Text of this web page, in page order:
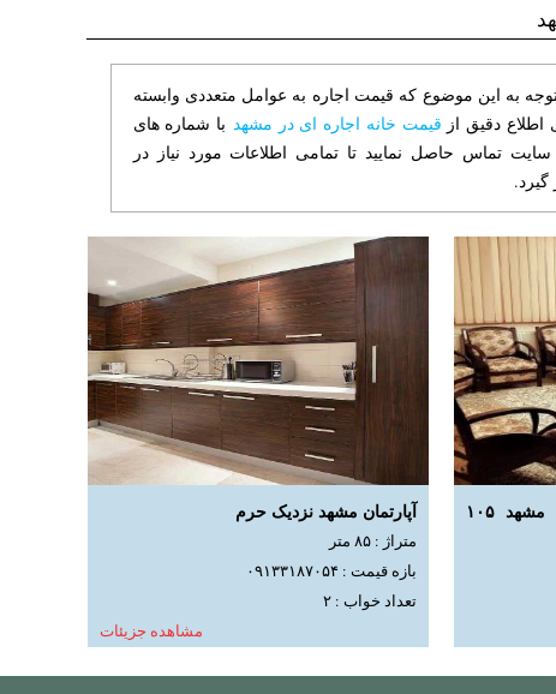
به این موضوع که قیمت اجاره به عوامل متعددی وابسته
دقیق از قیمت خانه اجاره ای در مشهد با شماره های
تماس حاصل نمایید تا تمامی اطلاعات مورد نیاز در
گیرد.
اجاره روزانه آپارتمان آبادگران مشهد ۱۰۵
آپارتمان مشهد نزدیک حرم
متراژ : ۸۵ متر
بازه قیمت : ۰۹۱۳۳۱۸۷۰۵۴
تعداد خواب : ۲
مشاهده جزیئات